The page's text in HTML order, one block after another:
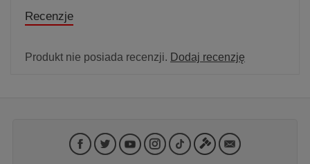
Recenzje
Produkt nie posiada recenzji. Dodaj recenzję